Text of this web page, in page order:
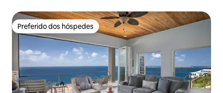
Preferido dos hóspedes
Preferido dos hóspedes